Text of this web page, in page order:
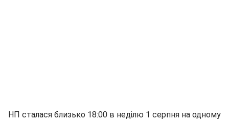
НП сталася близько 18:00 в неділю 1 серпня на одному